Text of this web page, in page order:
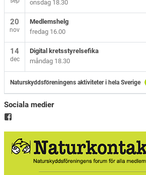
onsdag 18.30
20
nov
Medlemshelg
fredag 16.00
14
dec
Digital kretsstyrelsefika
måndag 18.30
Naturskyddsföreningens aktiviteter i hela Sverige
Sociala medier